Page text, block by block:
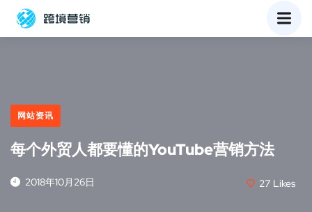
网站资讯
每个外贸人都要懂的YouTube营销方法
2018年10月26日 27 Likes